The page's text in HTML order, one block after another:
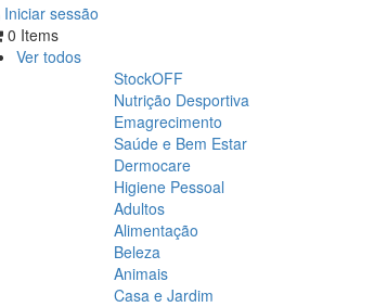
Iniciar sessão
0 Items
Ver todos
StockOFF
Nutrição Desportiva
Emagrecimento
Saúde e Bem Estar
Dermocare
Higiene Pessoal
Adultos
Alimentação
Beleza
Animais
Casa e Jardim